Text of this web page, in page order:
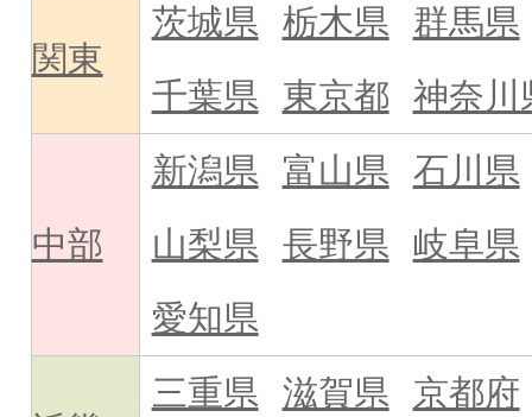
関東
茨城県 栃木県
群馬県
千葉県
東京都 神奈川
中部
新潟県 富山県 石川県
山梨県 長野県 岐阜県
愛知県
三重県 滋賀県
京都府